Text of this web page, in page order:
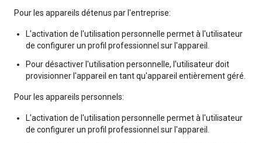
Pour les appareils détenus par l'entreprise:
L'activation de l'utilisation personnelle permet à l'utilisateur
de configurer un profil professionnel sur l'appareil.
Pour désactiver l'utilisation personnelle, l'utilisateur doit
provisionner l'appareil en tant qu'appareil entièrement géré.
Pour les appareils personnels:
L'activation de l'utilisation personnelle permet à l'utilisateur
de configurer un profil professionnel sur l'appareil.